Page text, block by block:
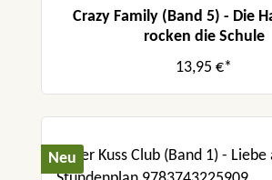
Crazy Family (Band 5) - Die
rocken die Schule
13,95 €*
Neu